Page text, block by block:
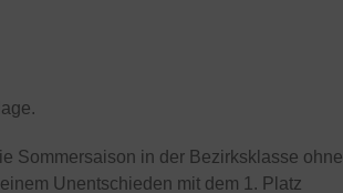
Sommersaison in der Bezirksklasse ohne
Unentschieden mit dem 1. Platz